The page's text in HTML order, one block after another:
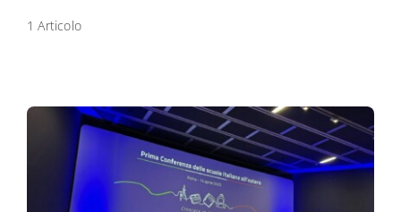
1 Articolo